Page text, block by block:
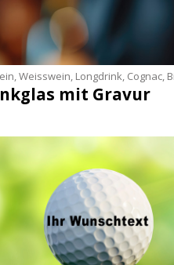
Weisswein, Longdrink, Cognac,
mit Gravur